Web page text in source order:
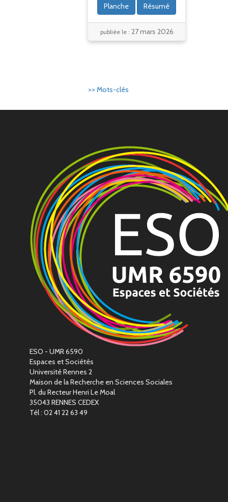
Planche Résumé
publiée le : 27 mars 2026
>> Mots-clés
ESO - UMR 6590
Espaces et Sociétés
Université Rennes 2
Maison de la Recherche en Sciences Sociales
Pl. du Recteur Henri Le Moal
35043 RENNES CEDEX
Tél : 02 41 22 63 49